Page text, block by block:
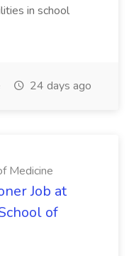
in school
24 days ago
Medicine
Job at
of